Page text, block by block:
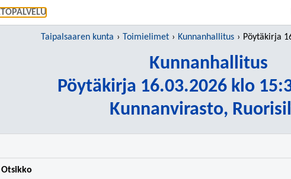
Taipalsaaren kunta Toimielimet Kunnanhallitus Pöytäkirja
Kunnanhallitus
Pöytäkirja 16.03.2026 klo
Kunnanvirasto,
Otsikko